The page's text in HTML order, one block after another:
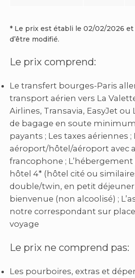
* Le prix est établi le 02/02/2026
d’être modifié.
Le prix comprend:
Le transfert bourges-Paris
transport aérien vers La
Airlines, Transavia, EasyJet ou
de bagage en soute
payants ; Les taxes aériennes
aéroport/hôtel/aéroport avec
francophone ;
hôtel 4* (hôtel cité ou
double/twin, en petit déjeuner
bienvenue (non alcoolisé) ;
notre correspondant sur place
voyage
Le prix ne comprend pas:
Les pourboires, extras et